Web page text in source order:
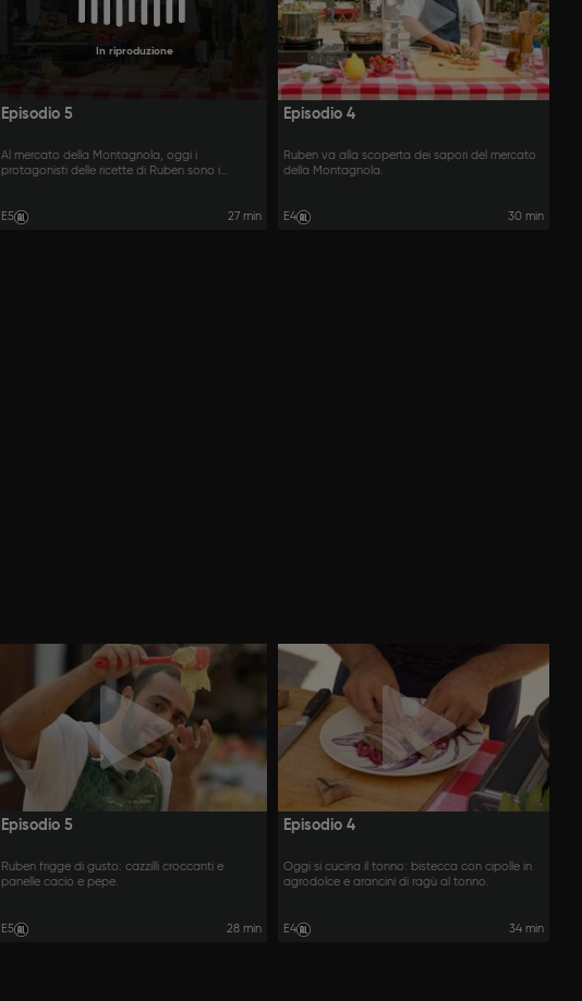
In riproduzione
Episodio 5
Al mercato della Montagnola, oggi i
protagonisti delle ricette di Ruben sono i
E5 27 min
Episodio 4
Ruben va alla scoperta dei sapori del mercato
della Montagnola.
E4 30 min
Episodio 5
Ruben frigge di gusto: cazzilli croccanti e
panelle cacio e pepe.
E5 28 min
Episodio 4
Oggi si cucina il tonno: bistecca con cipolle in
agrodolce e arancini di ragù al tonno.
E4 34 min